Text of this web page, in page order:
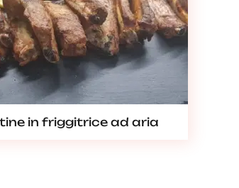
in friggitrice ad aria